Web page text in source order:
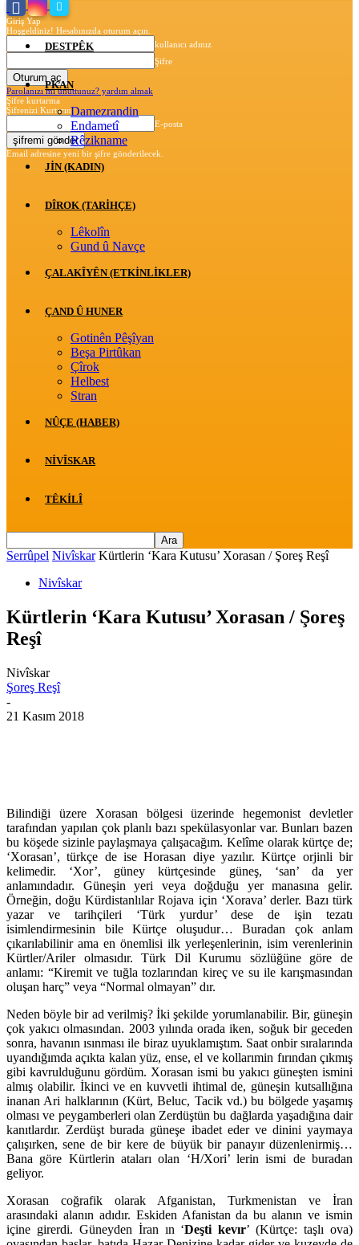
Giriş Yap
Hoşgeldiniz! Hesabınızda oturum açın.
kullanıcı adınız
Şifre
Parolanızı mı unuttunuz? yardım almak
Şifre kurtarma
Şifrenizi Kurtarın
E-posta
Email adresine yeni bir şifre gönderilecek.
DESTPÊK
PKAN
Damezrandin
Endametî
Rêzikname
JİN (KADIN)
DÎROK (TARİHÇE)
Lêkolîn
Gund û Navçe
ÇALAKÎYÊN (ETKINLIKLER)
ÇAND Û HUNER
Gotinên Pêşîyan
Beşa Pirtûkan
Çîrok
Helbest
Stran
NÛÇE (HABER)
NIVÎSKAR
TÊKILÎ
Serrûpel Nivîskar Kürtlerin ‘Kara Kutusu’ Xorasan / Şoreş Reşî
Nivîskar
Kürtlerin ‘Kara Kutusu’ Xorasan / Şoreş
Reşî
Nivîskar
Şoreş Reşî
-
21 Kasım 2018
Bilindiği üzere Xorasan bölgesi üzerinde hegemonist devletler
tarafından yapılan çok planlı bazı spekülasyonlar var. Bunları bazen
bu köşede sizinle paylaşmaya çalışacağım. Kelîme olarak kürtçe de;
‘Xorasan’, türkçe de ise Horasan diye yazılır. Kürtçe orjinli bir
kelimedir. ‘Xor’, güney kürtçesinde güneş, ‘san’ da yer
anlamındadır. Güneşin yeri veya doğduğu yer manasına gelir.
Örneğin, doğu Kürdistanlılar Rojava için ‘Xorava’ derler. Bazı türk
yazar ve tarihçileri ‘Türk yurdur’ dese de işin tezatı
isimlendirmesinin bile Kürtçe oluşudur… Buradan çok anlam
çıkarılabilinir ama en önemlisi ilk yerleşenlerinin, isim verenlerinin
Kürtler/Ariler olmasıdır. Türk Dil Kurumu sözlüğüne göre de
anlamı: “Kiremit ve tuğla tozlarından kireç ve su ile karışmasından
oluşan harç” veya “Normal olmayan” dır.
Neden böyle bir ad verilmiş? İki şekilde yorumlanabilir. Bir, güneşin
çok yakıcı olmasından. 2003 yılında orada iken, soğuk bir geceden
sonra, havanın ısınması ile biraz uyuklamıştım. Saat onbir sıralarında
uyandığımda açıkta kalan yüz, ense, el ve kollarımin fırından çıkmış
gibi kavrulduğunu gördüm. Xorasan ismi bu yakıcı güneşten ismini
almış olabilir. İkinci ve en kuvvetli ihtimal de, güneşin kutsallığına
inanan Ari halklarının (Kürt, Beluc, Tacik vd.) bu bölgede yaşamış
olması ve peygamberleri olan Zerdüştün bu dağlarda yaşadığına dair
kanıtlardır. Zerdüşt burada güneşe ibadet eder ve dinini yaymaya
çalışırken, sene de bir kere de büyük bir panayır düzenlenirmiş…
Bana göre Kürtlerin ataları olan ‘H/Xori’ lerin ismi de buradan
geliyor.
Xorasan coğrafik olarak Afganistan, Turkmenistan ve İran
arasındaki alanın adıdır. Eskiden Afanistan da bu alanın ve ismin
içine girerdi. Güneyden İran ın ‘Deşti kevır’ (Kürtçe: taşlı ova)